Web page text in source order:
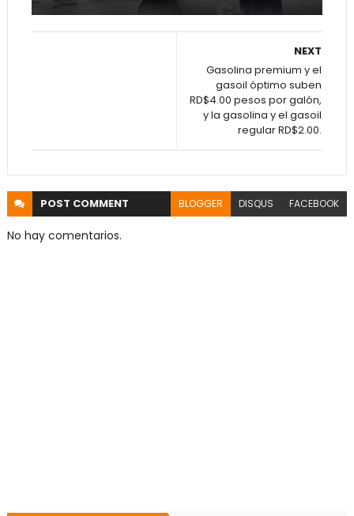
NEXT
Gasolina premium y el
gasoil óptimo suben
RD$4.00 pesos por galón,
y la gasolina y el gasoil
regular RD$2.00.
POST COMMENT BLOGGER DISQUS FACEBOOK
No hay comentarios.